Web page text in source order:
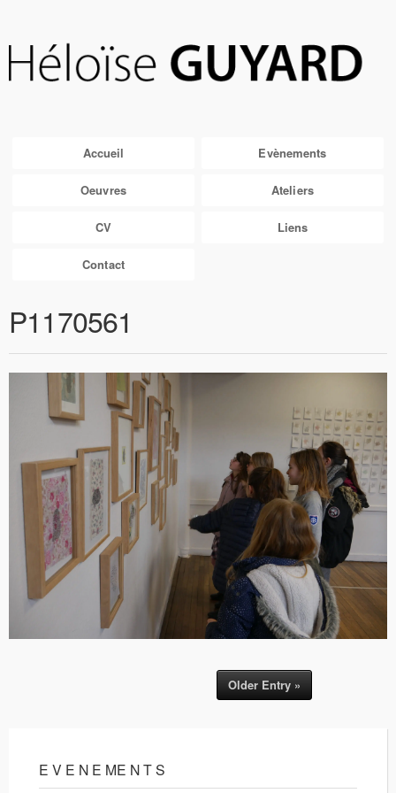
Accueil Evènements
Oeuvres Ateliers
CV Liens
Contact
P1170561
Older Entry »
E V E N E ME N T S